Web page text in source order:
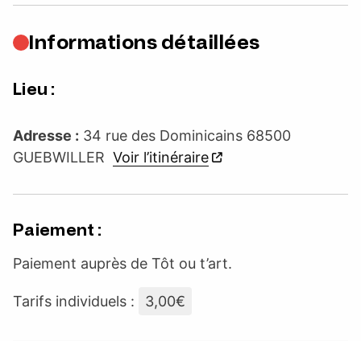
Informations détaillées
Lieu :
Adresse : 34 rue des Dominicains 68500
GUEBWILLER Voir l’itinéraire
Paiement :
Paiement auprès de Tôt ou t’art.
Tarifs individuels : 3,00€